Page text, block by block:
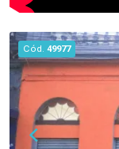
Cód. 49977